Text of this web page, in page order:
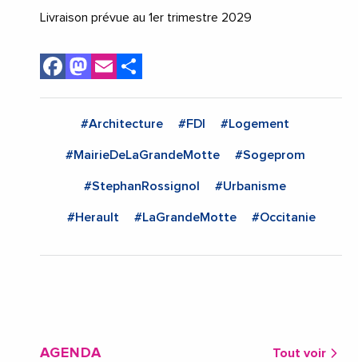
Livraison prévue au 1er trimestre 2029
Facebook
Mastodon
Email
#Architecture #FDI #Logement
#MairieDeLaGrandeMotte #Sogeprom
#StephanRossignol #Urbanisme
#Herault #LaGrandeMotte #Occitanie
AGENDA Tout voir